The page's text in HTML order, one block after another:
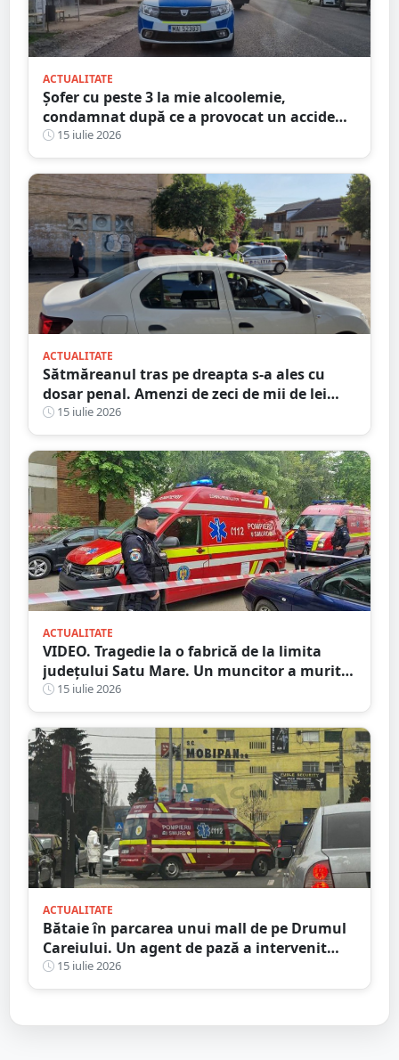
ACTUALITATE
Șofer cu peste 3 la mie alcoolemie,
condamnat după ce a provocat un accident
dimineața. Ce explicație le-a dat
judecătorilor
15 iulie 2026
ACTUALITATE
Sătmăreanul tras pe dreapta s-a ales cu
dosar penal. Amenzi de zeci de mii de lei
date ieri de polițiști
15 iulie 2026
ACTUALITATE
VIDEO. Tragedie la o fabrică de la limita
județului Satu Mare. Un muncitor a murit
după ce o bucată de lemn i-a străpuns
abdomenul
15 iulie 2026
ACTUALITATE
Bătaie în parcarea unui mall de pe Drumul
Careiului. Un agent de pază a intervenit
salvator
15 iulie 2026